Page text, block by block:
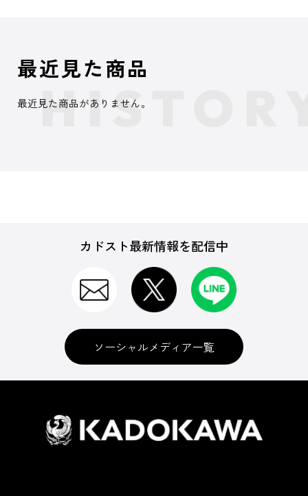
最近見た商品
最近見た商品がありません。
カドスト最新情報を配信中
ソーシャルメディア一覧